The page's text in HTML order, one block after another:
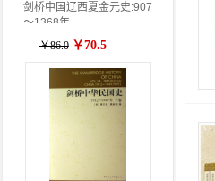
剑桥中国辽西夏金元史:907
～1368年
￥86.0 ￥70.5